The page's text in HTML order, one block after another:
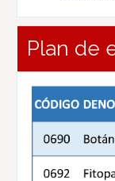
Plan de